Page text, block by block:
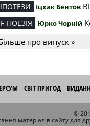
Іцхак Бентов
ПОЕЗІЯ Юрко Чорній
про випуск »
СВІТ ПРИГОД
©
матеріалів сайту для